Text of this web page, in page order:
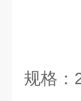
规格：